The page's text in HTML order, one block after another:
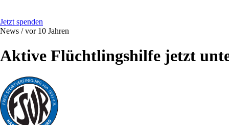
Jetzt spenden
News /vor 10 Jahren
Aktive Flüchtlingshilfe jetzt